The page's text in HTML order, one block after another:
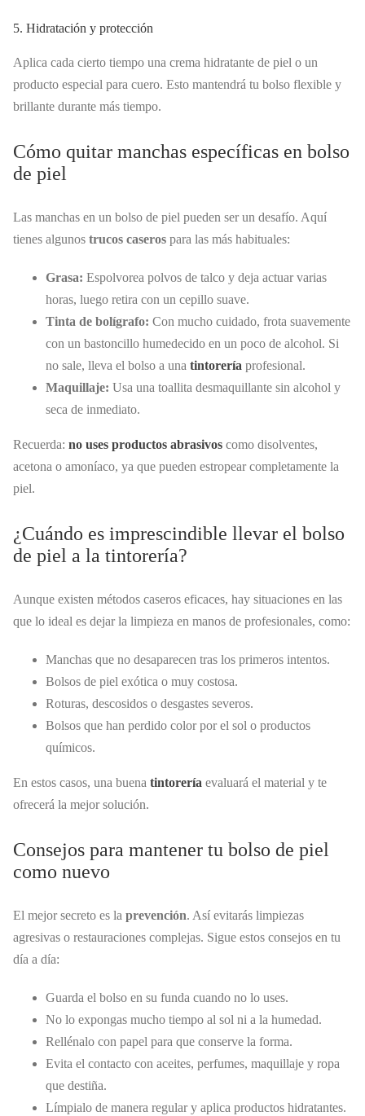
5. Hidratación y protección
Aplica cada cierto tiempo una crema hidratante de piel o un
producto especial para cuero. Esto mantendrá tu bolso flexible y
brillante durante más tiempo.
Cómo quitar manchas específicas en bolso
de piel
Las manchas en un bolso de piel pueden ser un desafío. Aquí
tienes algunos trucos caseros para las más habituales:
Grasa: Espolvorea polvos de talco y deja actuar varias
horas, luego retira con un cepillo suave.
Tinta de bolígrafo: Con mucho cuidado, frota suavemente
con un bastoncillo humedecido en un poco de alcohol. Si
no sale, lleva el bolso a una tintorería profesional.
Maquillaje: Usa una toallita desmaquillante sin alcohol y
seca de inmediato.
Recuerda: no uses productos abrasivos como disolventes,
acetona o amoníaco, ya que pueden estropear completamente la
piel.
¿Cuándo es imprescindible llevar el bolso
de piel a la tintorería?
Aunque existen métodos caseros eficaces, hay situaciones en las
que lo ideal es dejar la limpieza en manos de profesionales, como:
Manchas que no desaparecen tras los primeros intentos.
Bolsos de piel exótica o muy costosa.
Roturas, descosidos o desgastes severos.
Bolsos que han perdido color por el sol o productos
químicos.
En estos casos, una buena tintorería evaluará el material y te
ofrecerá la mejor solución.
Consejos para mantener tu bolso de piel
como nuevo
El mejor secreto es la prevención. Así evitarás limpiezas
agresivas o restauraciones complejas. Sigue estos consejos en tu
día a día:
Guarda el bolso en su funda cuando no lo uses.
No lo expongas mucho tiempo al sol ni a la humedad.
Rellénalo con papel para que conserve la forma.
Evita el contacto con aceites, perfumes, maquillaje y ropa
que destiña.
Límpialo de manera regular y aplica productos hidratantes.